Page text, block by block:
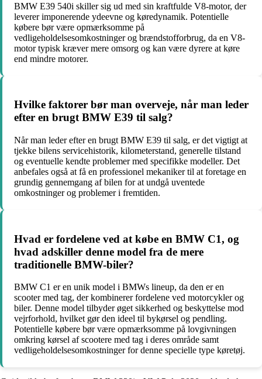
BMW E39 540i skiller sig ud med sin kraftfulde V8-motor, der
leverer imponerende ydeevne og køredynamik. Potentielle
købere bør være opmærksomme på
vedligeholdelsesomkostninger og brændstofforbrug, da en V8-
motor typisk kræver mere omsorg og kan være dyrere at køre
end mindre motorer.
Hvilke faktorer bør man overveje, når man leder
efter en brugt BMW E39 til salg?
Når man leder efter en brugt BMW E39 til salg, er det vigtigt at
tjekke bilens servicehistorik, kilometerstand, generelle tilstand
og eventuelle kendte problemer med specifikke modeller. Det
anbefales også at få en professionel mekaniker til at foretage en
grundig gennemgang af bilen for at undgå uventede
omkostninger og problemer i fremtiden.
Hvad er fordelene ved at købe en BMW C1, og
hvad adskiller denne model fra de mere
traditionelle BMW-biler?
BMW C1 er en unik model i BMWs lineup, da den er en
scooter med tag, der kombinerer fordelene ved motorcykler og
biler. Denne model tilbyder øget sikkerhed og beskyttelse mod
vejrforhold, hvilket gør den ideel til bykørsel og pendling.
Potentielle købere bør være opmærksomme på lovgivningen
omkring kørsel af scootere med tag i deres område samt
vedligeholdelsesomkostninger for denne specielle type køretøj.